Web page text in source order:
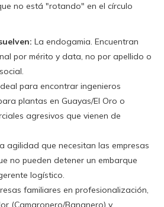
no está "rotando" en el círculo
La endogamia. Encuentran
por mérito y data, no por apellido o
para encontrar ingenieros
plantas en Guayas/El Oro o
agresivos que vienen de
agilidad que necesitan las empresas
no pueden detener un embarque
logístico.
familiares en profesionalización,
(Camaronero/Bananero) y